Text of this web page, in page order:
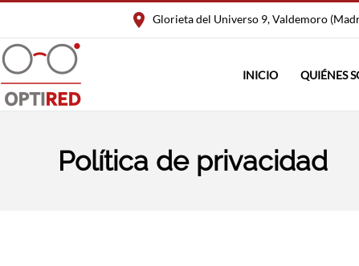
Skip to main content
Glorieta del Universo 9, Valdemoro
INICIO QUIÉNES
Política de privacidad